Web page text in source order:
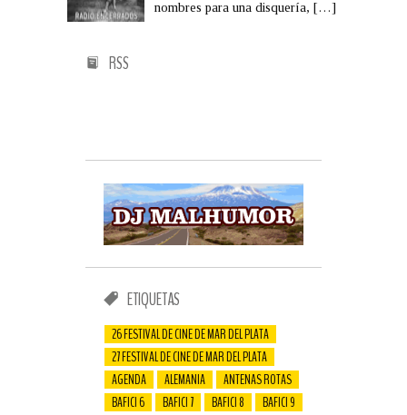
nombres para una disquería,[…]
RSS
ETIQUETAS
26 FESTIVAL DE CINE DE MAR DEL PLATA
27 FESTIVAL DE CINE DE MAR DEL PLATA
AGENDA
ALEMANIA
ANTENAS ROTAS
BAFICI 6
BAFICI 7 BAFICI 8
BAFICI 9